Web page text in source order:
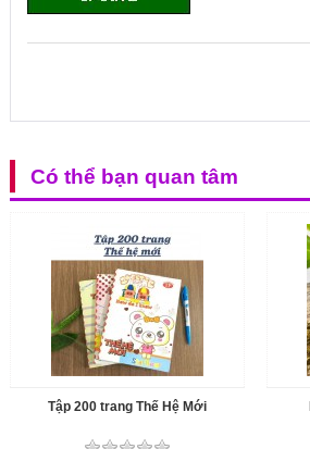
Có thể bạn quan tâm
Tập 200 trang Thế Hệ Mới